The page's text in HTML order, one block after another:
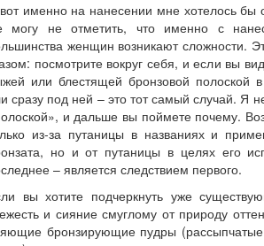
именно на нанесении мне хотелось бы
могу не отметить, что именно с
женщин возникают сложности.
посмотрите вокруг себя, и если вы
или блестящей бронзовой полоской в
сразу под ней – это тот самый случай. Я
и дальше вы поймете почему.
из-за путаницы в названиях и
но и от путаницы в целях его
– является следствием первого.
вы хотите подчеркнуть уже
и сияние смуглому от природу
бронзирующие пудры